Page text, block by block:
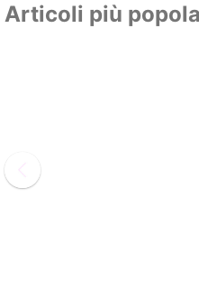
Articoli più